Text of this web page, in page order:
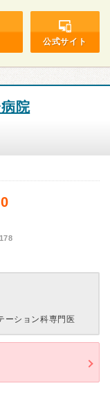
公式サイト
院
178
ーション科専門医